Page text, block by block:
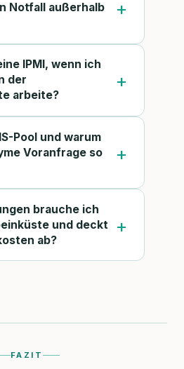
Notfall außerhalb
IPMI, wenn ich
der
arbeite?
Pool und warum
Voranfrage so
brauche ich
und deckt
ab?
FAZIT